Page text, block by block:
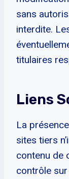
sans
interdite.
titulaires
Liens
La
sites tiers
contenu de
contrôle